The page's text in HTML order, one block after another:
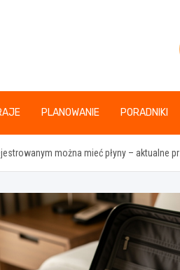
PLANOWANIE PORADNIKI
można mieć płyny – aktualne